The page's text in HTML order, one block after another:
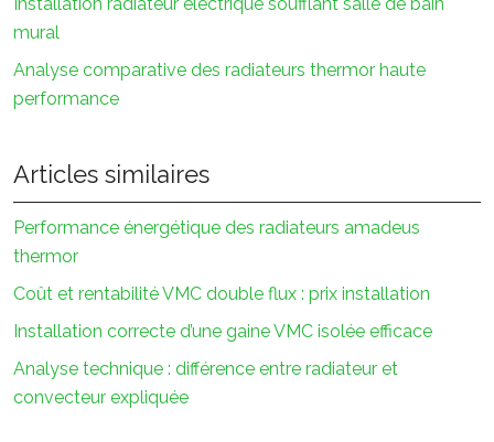
mural
Analyse comparative des radiateurs thermor haute
performance
Articles similaires
Performance énergétique des radiateurs amadeus
thermor
Coût et rentabilité VMC double flux : prix installation
Installation correcte d’une gaine VMC isolée efficace
Analyse technique : différence entre radiateur et
convecteur expliquée